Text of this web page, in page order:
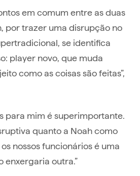
em comum entre as duas
por trazer uma disrupção no
se identifica
player novo, que muda
como as coisas são feitas”,
para mim é superimportante.
quanto a Noah como
nossos funcionários é uma
enxergaria outra.”